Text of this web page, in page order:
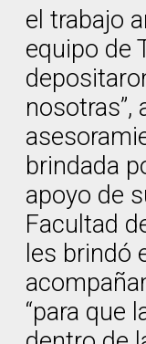
el trabajo
equipo de
nosotras”,
brindada
apoyo de
Facultad
les brindó
“para que